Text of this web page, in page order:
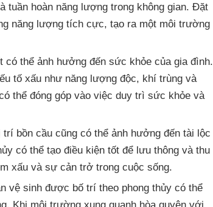
tuần hoàn năng lượng trong không gian. Đặt
năng lượng tích cực, tạo ra một môi trường
có thể ảnh hưởng đến sức khỏe của gia đình.
tố xấu như năng lượng độc, khí trùng và
thể đóng góp vào việc duy trì sức khỏe và
trí bồn cầu cũng có thể ảnh hưởng đến tài lộc
có thể tạo điều kiện tốt để lưu thông và thu
xấu và sự cản trở trong cuộc sống.
vệ sinh được bố trí theo phong thủy có thể